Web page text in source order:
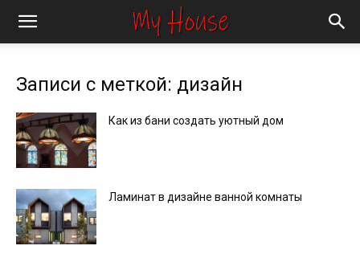
Записи с меткой: дизайн
Как из бани создать уютный дом
Ламинат в дизайне ванной комнаты